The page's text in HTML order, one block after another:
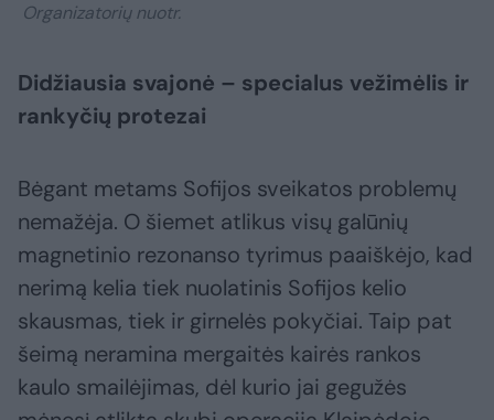
Organizatorių nuotr.
Didžiausia svajonė – specialus vežimėlis ir
rankyčių protezai
Bėgant metams Sofijos sveikatos problemų
nemažėja. O šiemet atlikus visų galūnių
magnetinio rezonanso tyrimus paaiškėjo, kad
nerimą kelia tiek nuolatinis Sofijos kelio
skausmas, tiek ir girnelės pokyčiai. Taip pat
šeimą neramina mergaitės kairės rankos
kaulo smailėjimas, dėl kurio jai gegužės